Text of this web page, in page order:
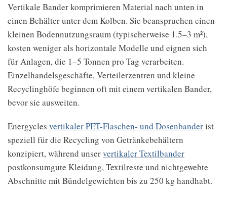
Vertikale Bander komprimieren Material nach unten in
einen Behälter unter dem Kolben. Sie beanspruchen einen
kleinen Bodennutzungsraum (typischerweise 1.5–3 m²),
kosten weniger als horizontale Modelle und eignen sich
für Anlagen, die 1–5 Tonnen pro Tag verarbeiten.
Einzelhandelsgeschäfte, Verteilerzentren und kleine
Recyclinghöfe beginnen oft mit einem vertikalen Bander,
bevor sie ausweiten.
Energycles vertikaler PET-Flaschen- und Dosenbanderist
speziell für die Recycling von Getränkebehältern
konzipiert, während unservertikaler Textilbander
postkonsumgute Kleidung, Textilreste und nichtgewebte
Abschnitte mit Bündelgewichten bis zu 250 kg handhabt.